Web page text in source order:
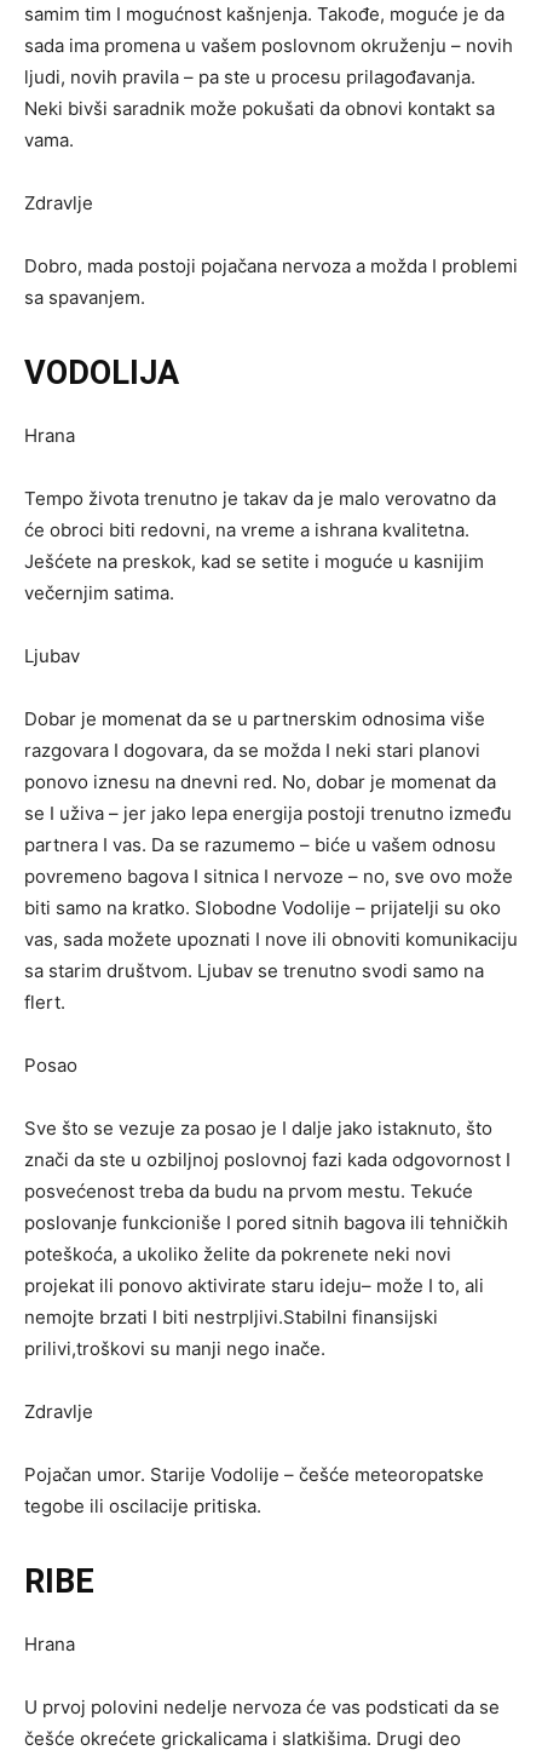
samim tim I mogućnost kašnjenja. Takođe, moguće je da
sada ima promena u vašem poslovnom okruženju – novih
ljudi, novih pravila – pa ste u procesu prilagođavanja.
Neki bivši saradnik može pokušati da obnovi kontakt sa
vama.
Zdravlje
Dobro, mada postoji pojačana nervoza a možda I problemi
sa spavanjem.
VODOLIJA
Hrana
Tempo života trenutno je takav da je malo verovatno da
će obroci biti redovni, na vreme a ishrana kvalitetna.
Ješćete na preskok, kad se setite i moguće u kasnijim
večernjim satima.
Ljubav
Dobar je momenat da se u partnerskim odnosima više
razgovara I dogovara, da se možda I neki stari planovi
ponovo iznesu na dnevni red. No, dobar je momenat da
se I uživa – jer jako lepa energija postoji trenutno između
partnera I vas. Da se razumemo – biće u vašem odnosu
povremeno bagova I sitnica I nervoze – no, sve ovo može
biti samo na kratko. Slobodne Vodolije – prijatelji su oko
vas, sada možete upoznati I nove ili obnoviti komunikaciju
sa starim društvom. Ljubav se trenutno svodi samo na
flert.
Posao
Sve što se vezuje za posao je I dalje jako istaknuto, što
znači da ste u ozbiljnoj poslovnoj fazi kada odgovornost I
posvećenost treba da budu na prvom mestu. Tekuće
poslovanje funkcioniše I pored sitnih bagova ili tehničkih
poteškoća, a ukoliko želite da pokrenete neki novi
projekat ili ponovo aktivirate staru ideju– može I to, ali
nemojte brzati I biti nestrpljivi.Stabilni finansijski
prilivi,troškovi su manji nego inače.
Zdravlje
Pojačan umor. Starije Vodolije – češće meteoropatske
tegobe ili oscilacije pritiska.
RIBE
Hrana
U prvoj polovini nedelje nervoza će vas podsticati da se
češće okrećete grickalicama i slatkišima. Drugi deo